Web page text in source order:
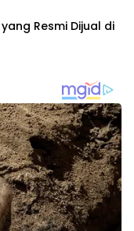
Resmi Dijual di